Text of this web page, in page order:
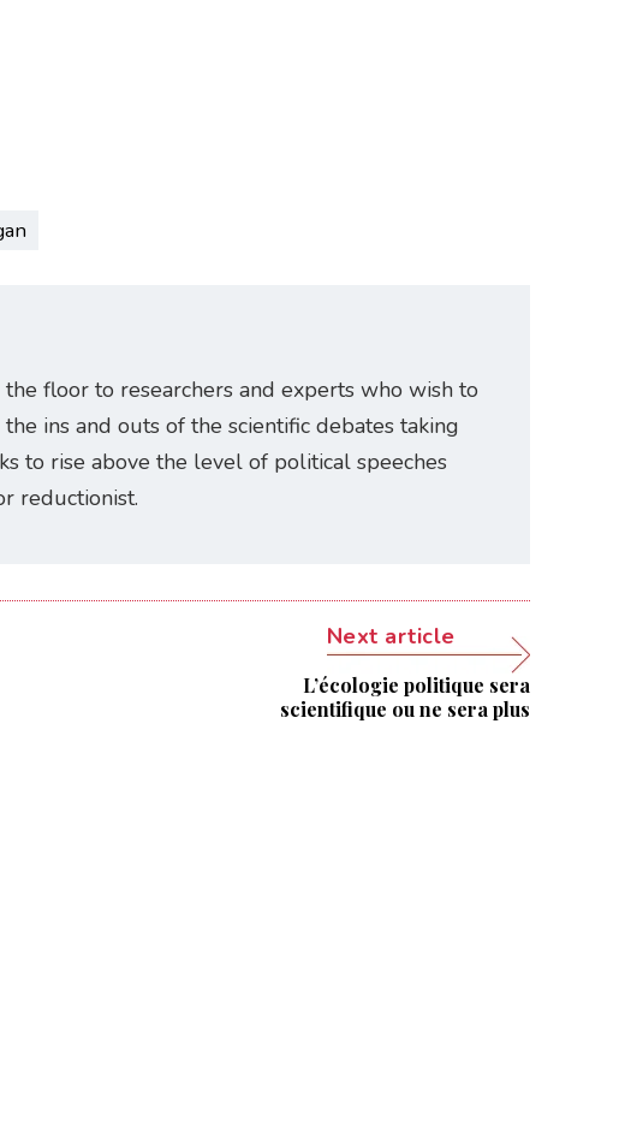
floor to researchers and experts who wish to
ins and outs of the scientific debates taking
to rise above the level of political speeches
reductionist.
Next article
L’écologie politique sera
scientifique ou ne sera plus